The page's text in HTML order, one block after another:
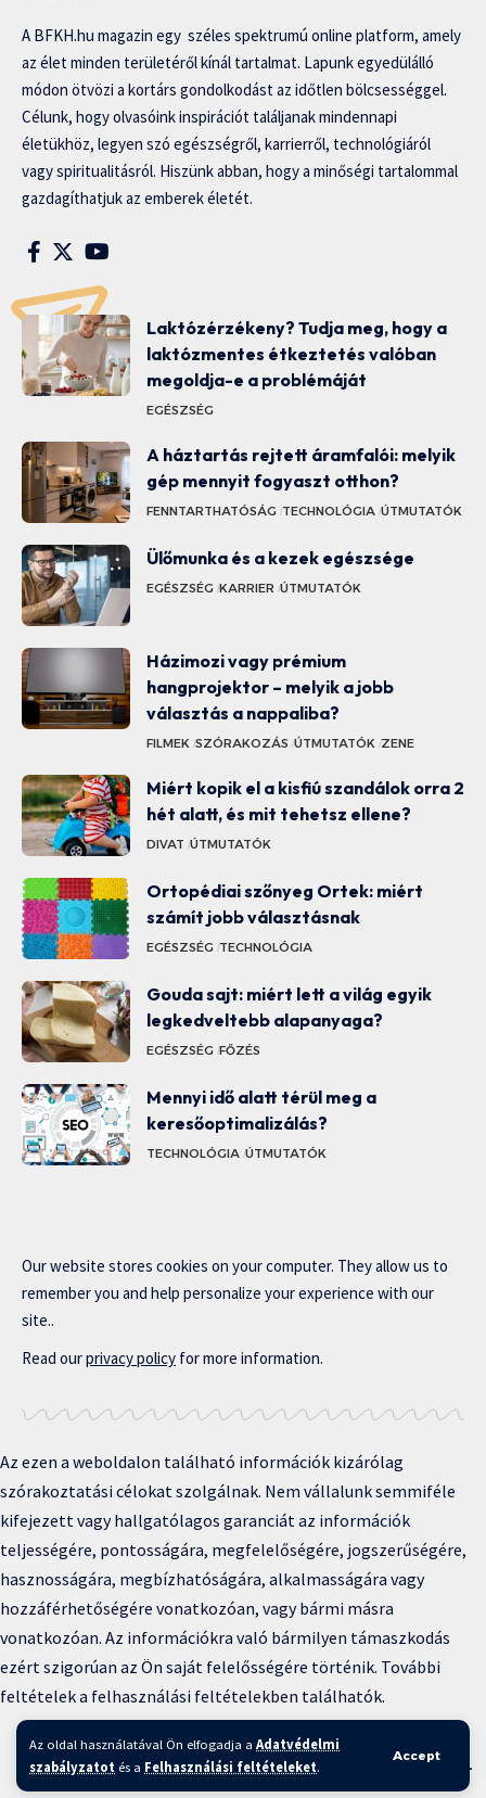
Az oldal használatával Ön elfogadja a Adatvédelmi
szabályzatot és a Felhasználási feltételeket.
Accept
A BFKH.hu magazin egy széles spektrumú online platform, amely
az élet minden területéről kínál tartalmat. Lapunk egyedülálló
módon ötvözi a kortárs gondolkodást az időtlen bölcsességgel.
Célunk, hogy olvasóink inspirációt találjanak mindennapi
életükhöz, legyen szó egészségről, karrierről, technológiáról
vagy spiritualitásról. Hiszünk abban, hogy a minőségi tartalommal
gazdagíthatjuk az emberek életét.
Laktózérzékeny? Tudja meg, hogy a
laktózmentes étkeztetés valóban
megoldja-e a problémáját
EGÉSZSÉG
A háztartás rejtett áramfalói: melyik
gép mennyit fogyaszt otthon?
FENNTARTHATÓSÁG TECHNOLÓGIA ÚTMUTATÓK
Ülőmunka és a kezek egészsége
EGÉSZSÉG KARRIER ÚTMUTATÓK
Házimozi vagy prémium
hangprojektor – melyik a jobb
választás a nappaliba?
FILMEK SZÓRAKOZÁS ÚTMUTATÓK ZENE
Miért kopik el a kisfiú szandálok orra 2
hét alatt, és mit tehetsz ellene?
DIVAT ÚTMUTATÓK
Ortopédiai szőnyeg Ortek: miért
számít jobb választásnak
EGÉSZSÉG TECHNOLÓGIA
Gouda sajt: miért lett a világ egyik
legkedveltebb alapanyaga?
EGÉSZSÉG FŐZÉS
Mennyi idő alatt térül meg a
keresőoptimalizálás?
TECHNOLÓGIA ÚTMUTATÓK
Our website stores cookies on your computer. They allow us to
remember you and help personalize your experience with our
site..
Read ourprivacy policy for more information.
Az ezen a weboldalon található információk kizárólag
szórakoztatási célokat szolgálnak. Nem vállalunk semmiféle
kifejezett vagy hallgatólagos garanciát az információk
teljességére, pontosságára, megfelelőségére, jogszerűségére,
hasznosságára, megbízhatóságára, alkalmasságára vagy
hozzáférhetőségére vonatkozóan, vagy bármi másra
vonatkozóan. Az információkra való bármilyen támaszkodás
ezért szigorúan az Ön saját felelősségére történik. További
feltételek a felhasználási feltételekben találhatók.
Copyright © 2025 BFKH.hu
Felhasználási feltételek –Adatvédelmi irányelvek – Kapcsolat –